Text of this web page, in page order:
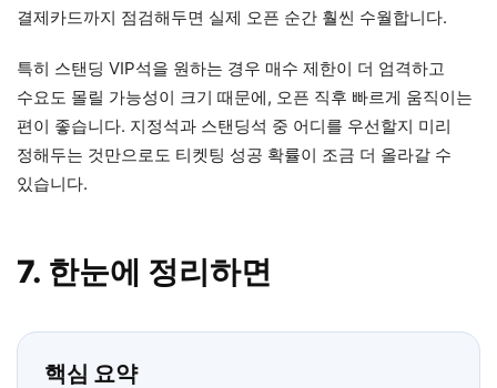
결제카드까지 점검해두면 실제 오픈 순간 훨씬 수월합니다.
특히 스탠딩 VIP석을 원하는 경우 매수 제한이 더 엄격하고
수요도 몰릴 가능성이 크기 때문에, 오픈 직후 빠르게 움직이는
편이 좋습니다. 지정석과 스탠딩석 중 어디를 우선할지 미리
정해두는 것만으로도 티켓팅 성공 확률이 조금 더 올라갈 수
있습니다.
7. 한눈에 정리하면
핵심 요약